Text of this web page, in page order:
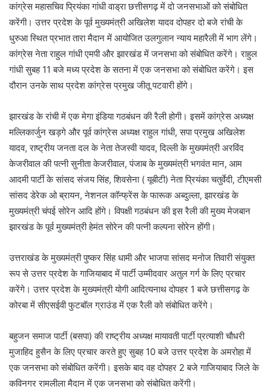
कांग्रेस महासचिव प्रियंका गांधी वाड्रा छत्तीसगढ़ में दो जनसभाओं को संबोधित
करेंगी। उत्तर प्रदेश के पूर्व मुख्यमंत्री अखिलेश यादव दोपहर दो बजे रांची के
धुरुआ स्थित प्रभात तारा मैदान में आयोजित उलगुलान न्याय महारैली में भाग लेंगे।
कांग्रेस नेता राहुल गांधी एमपी और झारखंड में जनसभा को संबोधित करेंगे। राहुल
गांधी सुबह 11 बजे मध्य प्रदेश के सतना में एक जनसभा को संबोधित करेंगे। इस
दौरान उनके साथ प्रदेश कांग्रेस प्रमुख जीतू पटवारी होंगे।
झारखंड के रांची में एक मेगा इंडिया गठबंधन की रैली होगी। इसमें कांग्रेस अध्यक्ष
मल्लिकार्जुन खड़गे और पूर्व कांग्रेस अध्यक्ष राहुल गांधी, सपा प्रमुख अखिलेश
यादव, राष्ट्रीय जनता दल के नेता तेजस्वी यादव, दिल्ली के मुख्यमंत्री अरविंद
केजरीवाल की पत्नी सुनीता केजरीवाल, पंजाब के मुख्यमंत्री भगवंत मान, आम
आदमी पार्टी के सांसद संजय सिंह, शिवसेना ( यूबीटी) नेता प्रियंका चतुर्वेदी, टीएमसी
सांसद डेरेक ओ ब्रायन, नेशनल कॉन्फ्रेंस के फारूक अब्दुल्ला, झारखंड के
मुख्यमंत्री चंपई सोरेन आदि होंगे। विपक्षी गठबंधन की इस रैली की मुख्य मेजबान
झारखंड के पूर्व मुख्यमंत्री हेमंत सोरेन की पत्नी कल्पना सोरेन होंगी।
उत्तराखंड के मुख्यमंत्री पुष्कर सिंह धामी और भाजपा सांसद मनोज तिवारी संयुक्त
रूप से उत्तर प्रदेश के गाजियाबाद में पार्टी उम्मीदवार अतुल गर्ग के लिए प्रचार
करेंगे। उत्तर प्रदेश के मुख्यमंत्री योगी आदित्यनाथ दोपहर 1 बजे छत्तीसगढ़ के
कोरबा में सीएसईवी फुटबॉल ग्राउंड में एक रैली को संबोधित करेंगे।
बहुजन समाज पार्टी (बसपा) की राष्ट्रीय अध्यक्ष मायावती पार्टी प्रत्याशी चौधरी
मुजाहिद हुसैन के लिए प्रचार करते हुए सुबह 10 बजे उत्तर प्रदेश के अमरोहा में
एक जनसभा को संबोधित करेंगी। इसके बाद वह दोपहर 2 बजे गाजियाबाद जिले के
कविनगर रामलीला मैदान में एक जनसभा को संबोधित करेंगी।